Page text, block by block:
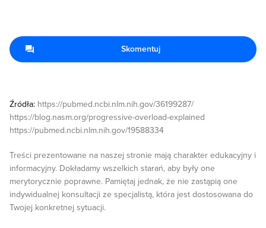
Źródła: https://pubmed.ncbi.nlm.nih.gov/36199287/
https://blog.nasm.org/progressive-overload-explained
https://pubmed.ncbi.nlm.nih.gov/19588334
Treści prezentowane na naszej stronie mają charakter edukacyjny i
informacyjny. Dokładamy wszelkich starań, aby były one
merytorycznie poprawne. Pamiętaj jednak, że nie zastąpią one
indywidualnej konsultacji ze specjalistą, która jest dostosowana do
Twojej konkretnej sytuacji.
Skomentuj